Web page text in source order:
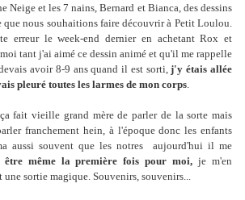
Neige et les 7 nains, Bernard et Bianca, des dessins
que nous souhaitions faire découvrir à Petit Loulou.
erreur le week-end dernier en achetant Rox et
tant j'ai aimé ce dessin animé et qu'il me rappelle
avoir 8-9 ans quand il est sorti,j'y étais allée
pleuré toutes les larmes de mon corps.
fait vieille grand mère de parler de la sorte mais
franchement hein, à l'époque donc les enfants
aussi souvent que les notres aujourd'hui il me
être même la première fois pour moi, je m'en
une sortie magique. Souvenirs, souvenirs...